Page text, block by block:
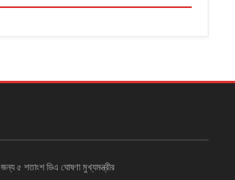
জন্য ৫ শতাংশ ডিএ ঘোষণা মুখ্যমন্ত্রীর